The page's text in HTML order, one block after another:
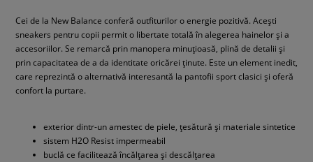
Cei de la New Balance conferă outfiturilor o energie pozitivă. Acești
sneakers pentru copii permit o libertate totală în alegerea hainelor și a
accesoriilor. Se remarcă prin manopera minuțioasă, plină de detalii și
prin capacitatea de a da identitate oricărei ținute. Este un element inedit,
care reprezintă o alternativă interesantă la pantofii sport clasici și oferă
confort la purtare.
exterior dintr-un amestec de piele, țesătură și materiale sintetice
sistem H2O Resist impermeabil
buclă ce facilitează încălțarea și descălțarea